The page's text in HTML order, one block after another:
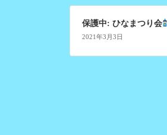
保護中: ひなまつり会
2021年3月3日